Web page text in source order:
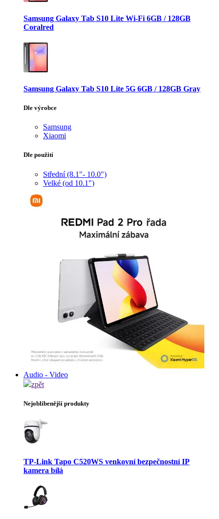
Samsung Galaxy Tab S10 Lite Wi-Fi 6GB / 128GB
Coralred
Samsung Galaxy Tab S10 Lite 5G 6GB / 128GB Gray
Dle výrobce
Samsung
Xiaomi
Dle použití
Střední (8.1"- 10.0")
Velké (od 10.1")
Audio - Video
zpět
Nejoblíbenější produkty
TP-Link Tapo C520WS venkovní bezpečnostní IP
kamera bílá